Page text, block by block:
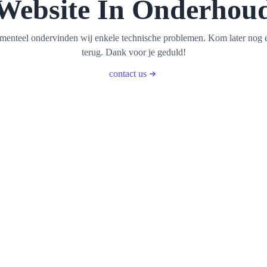
In
ondervinden wij enkele technische problemen. Kom later nog
terug. Dank voor je geduld!
contact us